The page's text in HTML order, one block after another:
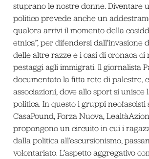
stuprano le nostre donne. Diventare
politico prevede anche un
qualora arrivi il momento della
etnica”, per difendersi dall’invasione
delle altre razze e i casi di cronaca ci
pestaggi agli immigrati. Il giornalista
documentato la fitta rete di palestre,
associazioni, dove allo sport si unisce
politica. In questo i gruppi neofascisti
CasaPound, Forza Nuova,
propongono un circuito in cui i
dalla politica all’escursionismo,
volontariato. L’aspetto aggregativo